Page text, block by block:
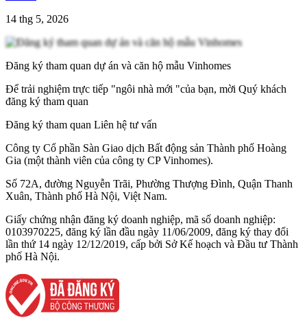
14 thg 5, 2026
Đăng ký tham quan dự án và căn hộ mẫu Vinhomes
Để trải nghiệm trực tiếp "ngôi nhà mới "của bạn, mời Quý khách
đăng ký tham quan
Đăng ký tham quan Liên hệ tư vấn
Công ty Cổ phần Sàn Giao dịch Bất động sản Thành phố Hoàng
Gia (một thành viên của công ty CP Vinhomes).
Số 72A, đường Nguyễn Trãi, Phường Thượng Đình, Quận Thanh
Xuân, Thành phố Hà Nội, Việt Nam.
Giấy chứng nhận đăng ký doanh nghiệp, mã số doanh nghiệp:
0103970225, đăng ký lần đầu ngày 11/06/2009, đăng ký thay đổi
lần thứ 14 ngày 12/12/2019, cấp bởi Sở Kế hoạch và Đầu tư Thành
phố Hà Nội.